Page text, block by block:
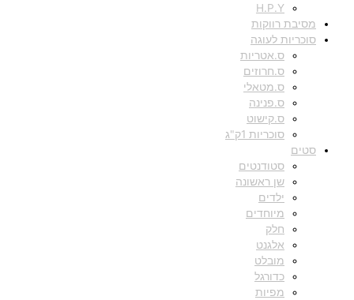
H.P.Y
מסיבת רווקות
סוכריות לעוגה
ס.אטריות
ס.חרוזים
ס.מטאלי
ס.פנינה
ס.קישוט
סוכריות 1ק"ג
סטים
סטודנטים
שן ראשונה
ילדים
מיוחדים
חלק
אלגנט
מובלט
כדורגל
מפיות